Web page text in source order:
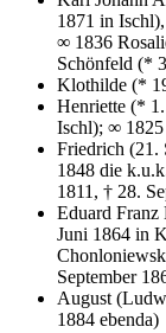
1871 in
∞ 1836
Schönfeld (*
Klothilde (*
Henriette (*
Ischl); ∞
Friedrich (21.
1848 die
1811, † 28.
Eduard
Juni 1864 in
September
August
1884 ebenda)